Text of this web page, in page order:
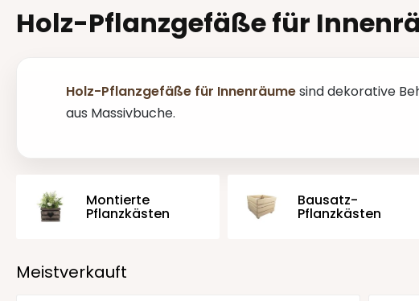
Holz-Pflanzgefäße für
Holz-Pflanzgefäße für Innenräumesind dekorative
aus Massivbuche.
Montierte
Pflanzkästen
Bausatz-
Pflanzkästen
Meistverkauft